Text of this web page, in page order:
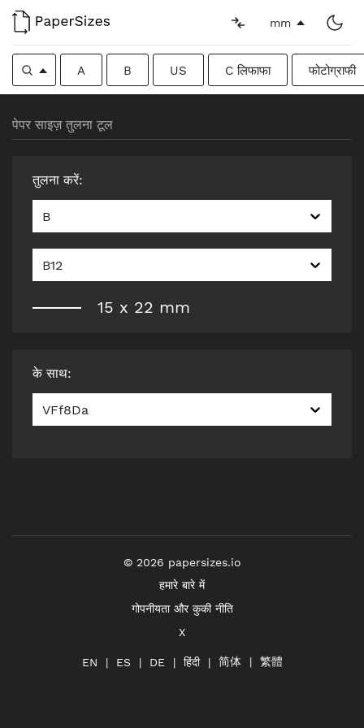
mm
A B US C लिफाफा फोटोग्राफी
पेपर साइज़ तुलना टूल
तुलना करें:
B
B12
15 x 22 mm
के साथ:
VFf8Da
© 2026 papersizes.io
हमारे बारे में
गोपनीयता और कुकी नीति
X
EN ES DE हिंदी 简体 繁體